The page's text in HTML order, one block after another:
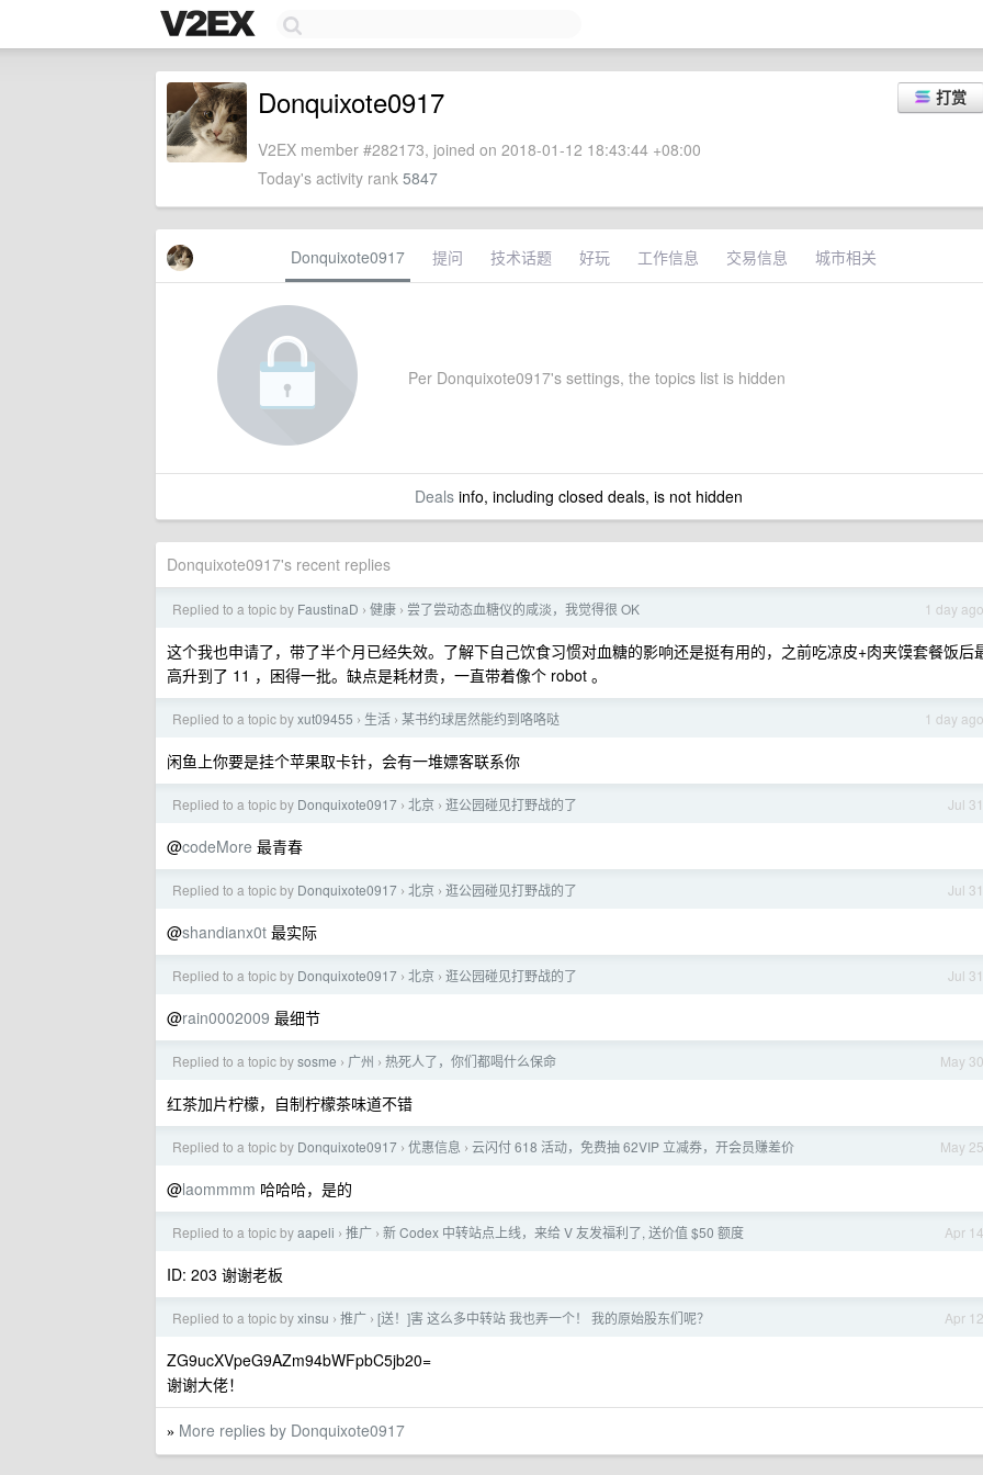
打赏
Donquixote0917
V2EX member #282173, joined on 2018-01-12 18:43:44 +08:00
Today's activity rank 5847
Donquixote0917 提问 技术话题 好玩 工作信息 交易信息 城市相关
Per Donquixote0917's settings, the topics list is hidden
Dealsinfo, including closed deals, is not hidden
Donquixote0917's recent replies
1 day ago
Replied to a topic by FaustinaD › 健康 › 尝了尝动态血糖仪的咸淡，我觉得很 OK
这个我也申请了，带了半个月已经失效。了解下自己饮食习惯对血糖的影响还是挺有用的，之前吃凉皮+肉夹馍套餐饭后
高升到了 11 ，困得一批。缺点是耗材贵，一直带着像个 robot 。
1 day ago
Replied to a topic byxut09455 › 生活 › 某书约球居然能约到咯咯哒
闲鱼上你要是挂个苹果取卡针，会有一堆嫖客联系你
Jul 31
Replied to a topic by Donquixote0917 › 北京 › 逛公园碰见打野战的了
@codeMore 最青春
Jul 31
Replied to a topic by Donquixote0917 › 北京 › 逛公园碰见打野战的了
@shandianx0t 最实际
Jul 31
Replied to a topic by Donquixote0917 › 北京 › 逛公园碰见打野战的了
@rain0002009 最细节
May 30
Replied to a topic bysosme › 广州 › 热死人了，你们都喝什么保命
红茶加片柠檬，自制柠檬茶味道不错
May 25
Replied to a topic by Donquixote0917 › 优惠信息 › 云闪付 618 活动，免费抽 62VIP 立减券，开会员赚差价
@laommmm 哈哈哈，是的
Apr 14
Replied to a topic byaapeli › 推广 › 新 Codex 中转站点上线，来给 V 友发福利了, 送价值 $50 额度
ID: 203 谢谢老板
Apr 12
Replied to a topic byxinsu › 推广 › [送！]害 这么多中转站 我也弄一个！ 我的原始股东们呢？
ZG9ucXVpeG9AZm94bWFpbC5jb20=
谢谢大佬！
» More replies by Donquixote0917